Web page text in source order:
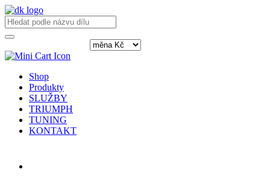
Shop
Produkty
SLUŽBY
TRIUMPH
TUNING
KONTAKT